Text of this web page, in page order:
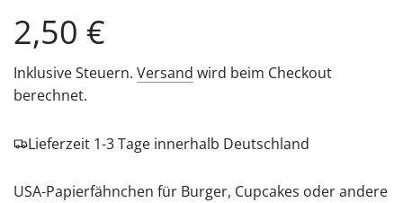
Regulärer
Preis
2,50 €
Inklusive Steuern. Versand wird beim Checkout
berechnet.
Lieferzeit 1-3 Tage innerhalb Deutschland
USA-Papierfähnchen für Burger, Cupcakes oder andere